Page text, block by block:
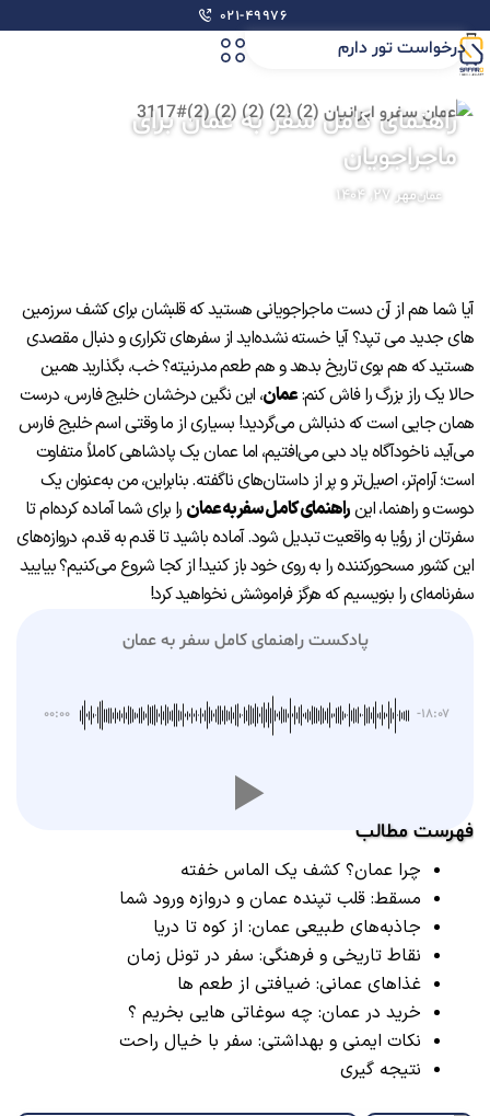
۰۲۱-۴۹۹۷۶
درخواست تور دارم
راهنمای کامل سفر به عمان برای
ماجراجویان
عمانمهر ۲۷, ۱۴۰۴
آیا شما هم از آن دست ماجراجویانی هستید که قلبشان برای کشف سرزمین‌
های جدید می تپد؟ آیا خسته نشده‌اید از سفرهای تکراری و دنبال مقصدی
هستید که هم بوی تاریخ بدهد و هم طعم مدرنیته؟ خب، بگذارید همین
حالا یک راز بزرگ را فاش کنم:عمان، این نگین درخشان خلیج فارس، درست
همان جایی است که دنبالش می‌گردید! بسیاری از ما وقتی اسم خلیج فارس
می‌آید، ناخودآگاه یاد دبی می‌افتیم، اما عمان یک پادشاهی کاملاً متفاوت
است؛ آرام‌تر، اصیل‌تر و پر از داستان‌های ناگفته. بنابراین، من به‌عنوان یک
دوست و راهنما، اینراهنمای کامل سفر به عمان را برای شما آماده کرده‌ام تا
سفرتان از رؤیا به واقعیت تبدیل شود. آماده باشید تا قدم به قدم، دروازه‌های
این کشور مسحورکننده را به روی خود باز کنید! از کجا شروع می‌کنیم؟ بیایید
سفرنامه‌ای را بنویسیم که هرگز فراموشش نخواهید کرد!
پادکست راهنمای کامل سفر به عمان
۰۰:۰۰ -۱۸:۰۷
فهرست مطالب
چرا عمان؟ کشف یک الماس خفته
مسقط: قلب تپنده عمان و دروازه ورود شما
جاذبه‌های طبیعی عمان: از کوه تا دریا
نقاط تاریخی و فرهنگی: سفر در تونل زمان
غذاهای عمانی: ضیافتی از طعم‌ ها
خرید در عمان: چه سوغاتی‌ هایی بخریم ؟
نکات ایمنی و بهداشتی: سفر با خیال راحت
نتیجه‌ گیری